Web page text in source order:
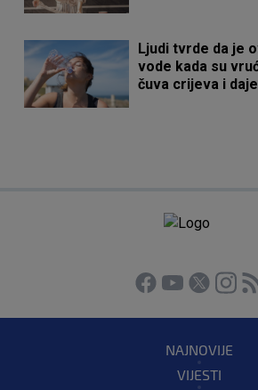
Ljudi tvrde da je
vode kada su
čuva crijeva i
NAJNOVIJE
VIJESTI